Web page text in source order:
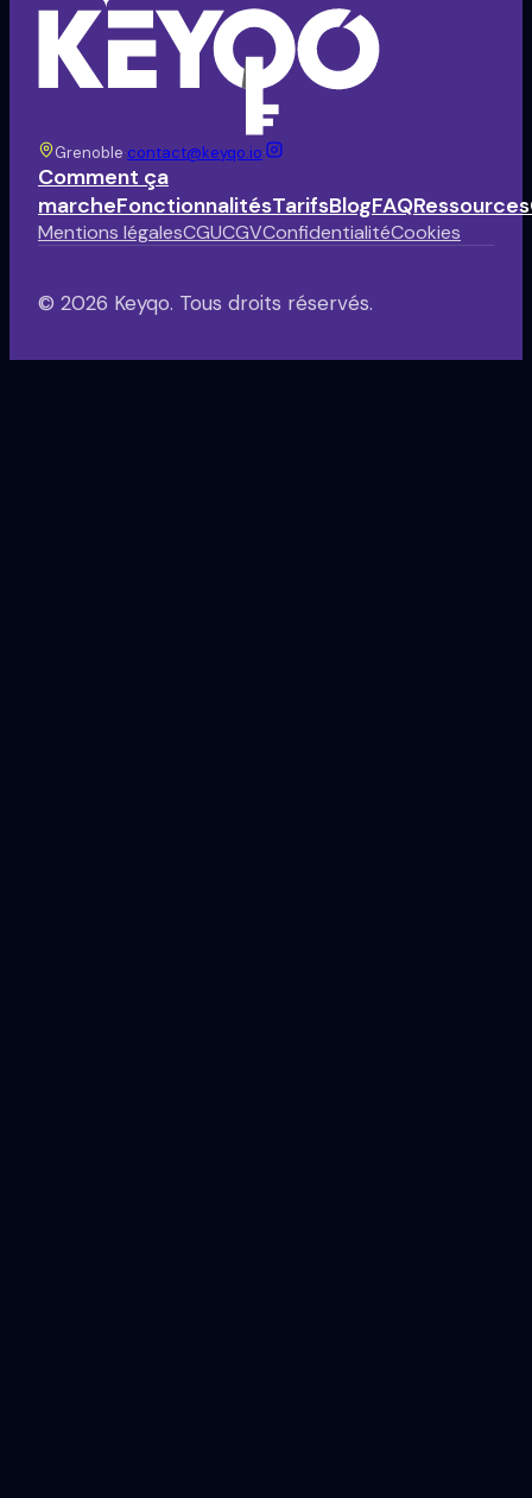
Grenoble·contact@keyqo.io·
Comment ça
marcheFonctionnalitésTarifsBlogFAQRessources
Mentions légalesCGUCGVConfidentialitéCookies
© 2026 Keyqo. Tous droits réservés.